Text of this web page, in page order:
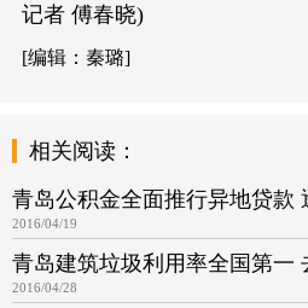
记者 傅春晓)
[编辑：秦璐]
相关阅读：
青岛公积金全面推行异地贷款
2016/04/19
青岛建筑垃圾利用率全国第一
2016/04/28